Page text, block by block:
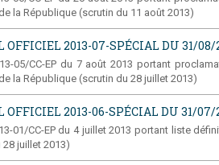
la République (scrutin du 11 août 2013)
OFFICIEL 2013-07-SPÉCIAL DU 31/08/
05/CC-EP du 7 août 2013 portant
la République (scrutin du 28 juillet 2013)
OFFICIEL 2013-06-SPÉCIAL DU 31/07/
01/CC-EP du 4 juillet 2013 portant liste
juillet 2013)